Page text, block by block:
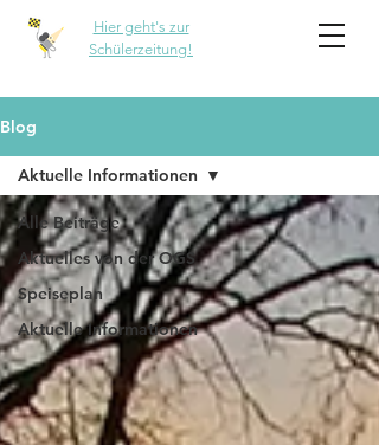
Hier geht's zur
Schülerzeitung!
Blog
Alle Beiträge
Aktuelles von der OGS
Speiseplan
Aktuelle Informationen
Aktuelle Informationen